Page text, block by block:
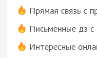
Прямая связь с
Письменные дз с
Интересные